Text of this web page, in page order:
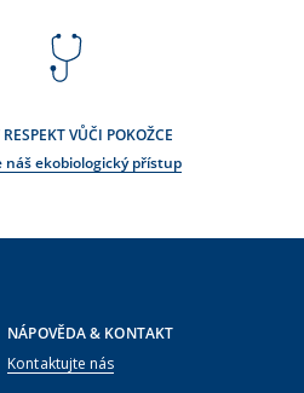
VŮČI POKOŽCE
náš ekobiologický přístup
NÁPOVĚDA & KONTAKT
Kontaktujte nás